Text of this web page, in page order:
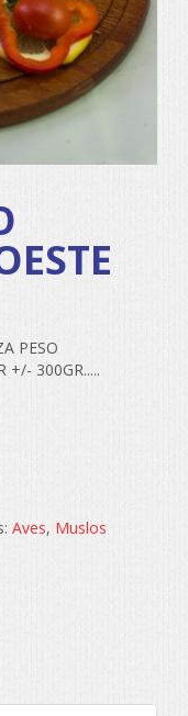
PESO
+/- 300GR.....
Aves, Muslos